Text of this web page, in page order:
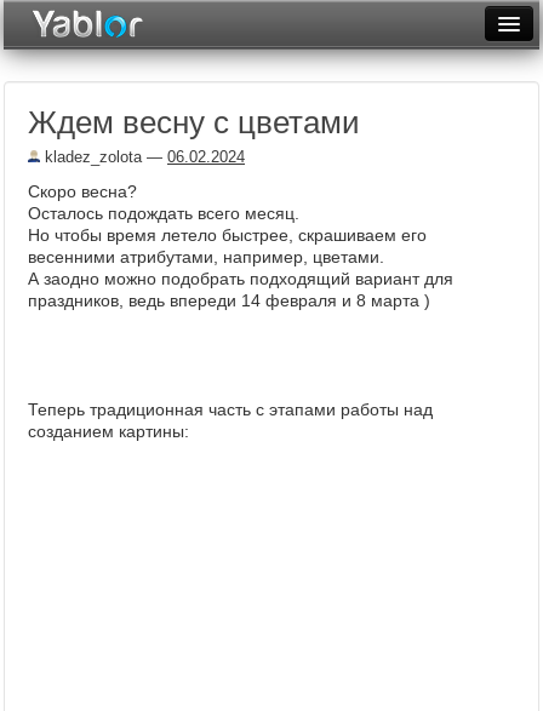
Неделя
Рейтинги
Архив
Фототоп
Ждем весну с цветами
kladez_zolota— 06.02.2024
Скоро весна?
Осталось подождать всего месяц.
Но чтобы время летело быстрее, скрашиваем его
весенними атрибутами, например, цветами.
А заодно можно подобрать подходящий вариант для
праздников, ведь впереди 14 февраля и 8 марта )
Теперь традиционная часть с этапами работы над
созданием картины: